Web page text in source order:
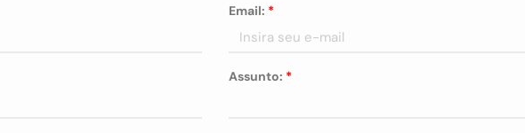
Email: *
Assunto: *